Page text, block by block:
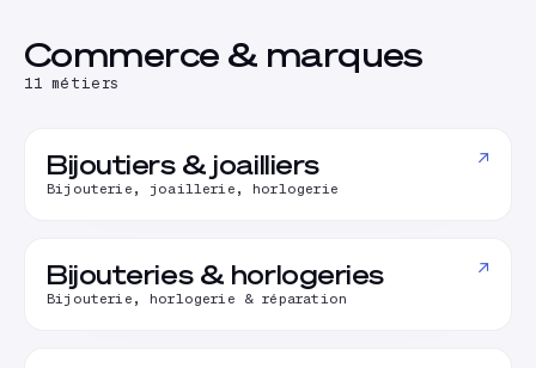
Commerce & marques
11 métiers
Bijoutiers & joailliers
Bijouterie, joaillerie, horlogerie
↗
Bijouteries & horlogeries
Bijouterie, horlogerie & réparation
↗